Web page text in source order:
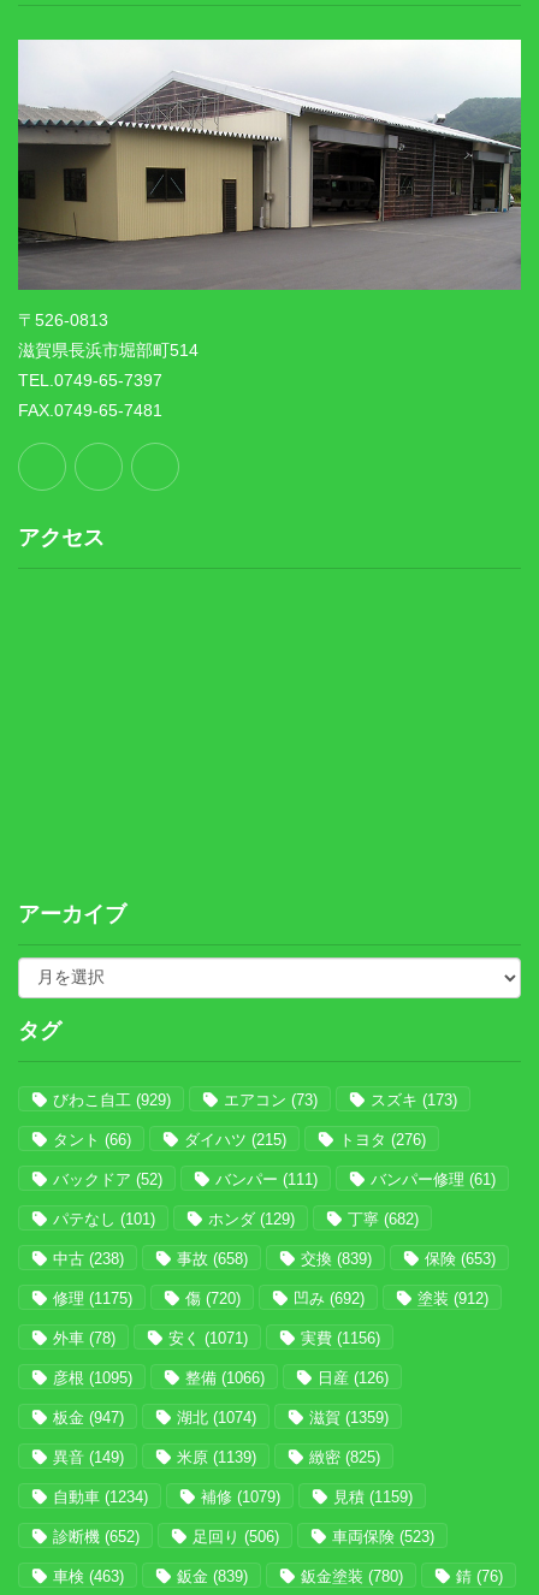
〒526-0813
滋賀県長浜市堀部町514
TEL.0749-65-7397
FAX.0749-65-7481
アクセス
アーカイブ
タグ
びわこ自工 (929) エアコン (73) スズキ (173)
タント (66) ダイハツ (215) トヨタ (276)
バックドア (52) バンパー (111) バンパー修理 (61)
パテなし (101) ホンダ (129) 丁寧 (682)
中古 (238) 事故 (658) 交換 (839) 保険 (653)
修理 (1175) 傷 (720) 凹み (692) 塗装 (912)
外車 (78) 安く (1071) 実費 (1156)
彦根 (1095) 整備 (1066) 日産 (126)
板金 (947) 湖北 (1074) 滋賀 (1359)
異音 (149) 米原 (1139) 緻密 (825)
自動車 (1234) 補修 (1079) 見積 (1159)
診断機 (652) 足回り (506) 車両保険 (523)
車検 (463) 鈑金 (839) 鈑金塗装 (780) 錆 (76)